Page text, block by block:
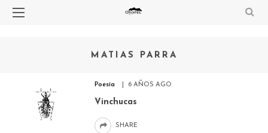
MATIAS PARRA
Poesía 6 AÑOS AGO
Vinchucas
SHARE